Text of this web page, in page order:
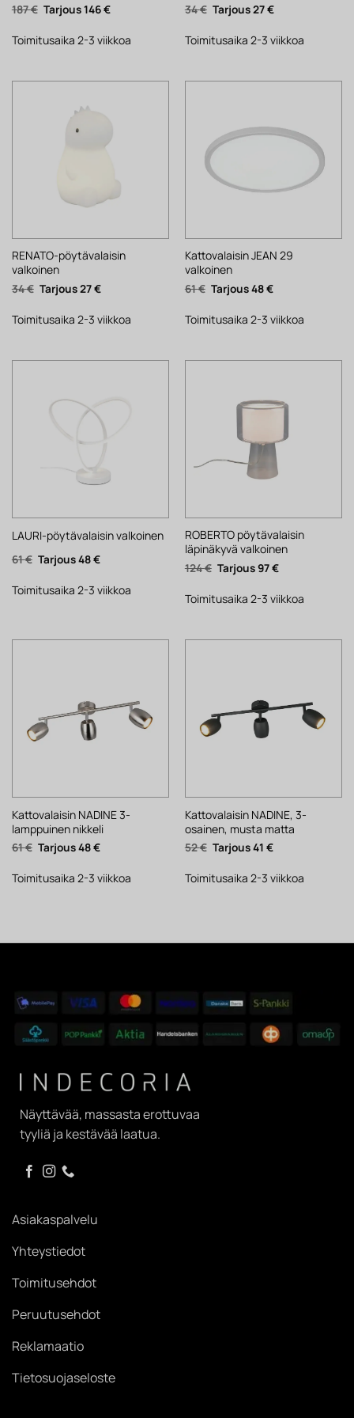
187€ Alkuperäinen
hinta
187 €.
146€Nykyinen
146 €.
Toimitusaika 2-3 viikkoa
34€ Alkuperäinen
hinta
34 €.
27€Nykyinen
27 €.
Toimitusaika 2-3 viikkoa
RENATO-pöytävalaisin
valkoinen
34€ Alkuperäinen
hinta
34 €.
27€Nykyinen
27 €.
Toimitusaika 2-3 viikkoa
Kattovalaisin JEAN 29
valkoinen
61€ Alkuperäinen
hinta
61 €.
48€Nykyinen
48 €.
Toimitusaika 2-3 viikkoa
LAURI-pöytävalaisin valkoinen
61€ Alkuperäinen
hinta
61 €.
48€Nykyinen
48 €.
Toimitusaika 2-3 viikkoa
ROBERTO pöytävalaisin
läpinäkyvä valkoinen
124€ Alkuperäinen
hinta
124 €.
97€Nykyinen
97 €.
Toimitusaika 2-3 viikkoa
Kattovalaisin NADINE 3-
lamppuinen nikkeli
61€ Alkuperäinen
hinta
61 €.
48€Nykyinen
48 €.
Toimitusaika 2-3 viikkoa
Kattovalaisin NADINE, 3-
osainen, musta matta
52€ Alkuperäinen
hinta
52 €.
41 €Nykyinen
41 €.
Toimitusaika 2-3 viikkoa
Näyttävää, massasta erottuvaa
tyyliä ja kestävää laatua.
Asiakaspalvelu
Yhteystiedot
Toimitusehdot
Peruutusehdot
Reklamaatio
Tietosuojaseloste